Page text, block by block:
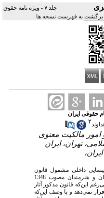
جلد ۷ - ویژه نامه حقوق
برگشت به فهرست نسخه ها
حقوقی ایران
۲
امور مالکیت معنوی
تهران، ایران
داخلی مشمول قانون
حمایت حقوق از مؤلفان، مصنفان و هنرمندان مصوب 1348
این‌که قانون مذکور آثار
نمی‌دهد و با وصف این‌که